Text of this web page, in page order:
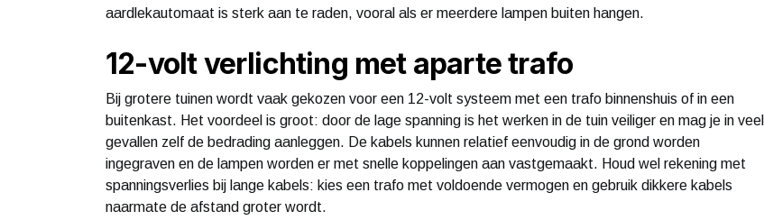
aardlekautomaat is sterk aan te raden, vooral als er meerdere lampen buiten hangen.
12-volt verlichting met aparte trafo
Bij grotere tuinen wordt vaak gekozen voor een 12-volt systeem met een trafo binnenshuis of in een
buitenkast. Het voordeel is groot: door de lage spanning is het werken in de tuin veiliger en mag je in veel
gevallen zelf de bedrading aanleggen. De kabels kunnen relatief eenvoudig in de grond worden
ingegraven en de lampen worden er met snelle koppelingen aan vastgemaakt. Houd wel rekening met
spanningsverlies bij lange kabels: kies een trafo met voldoende vermogen en gebruik dikkere kabels
naarmate de afstand groter wordt.